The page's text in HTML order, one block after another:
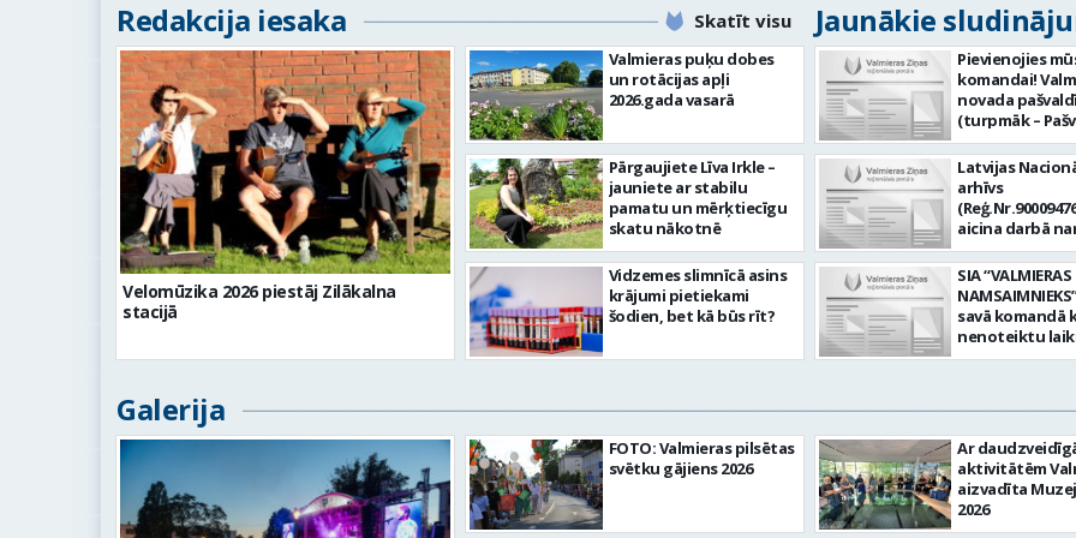
Redakcija iesaka Skatīt visu Jaunākie
Velomūzika 2026 piestāj Zilākalna
stacijā
Valmieras puķu dobes
un rotācijas apļi
2026.gada vasarā
Pārgaujiete Līva Irkle –
jauniete ar stabilu
pamatu un mērķtiecīgu
skatu nākotnē
Vidzemes slimnīcā asins
krājumi pietiekami
šodien, bet kā būs rīt?
Pievienojies
komandai!
novada
(turpmāk –
aicina darbā
Informācijas
centra (ITC)
tehnoloģiju
vieta: Rūjienas
Naukšēnu
teritorijās Ja
vēlme:
informācijas un
komunikācijas
IKT) saistīto
un operatīvu
nodrošināt
datortehnikas
atbalstu un ar to
saistīto
Latvijas
arhīvs
aicina darbā
pārzini (uz
laiku)
valsts arhīvā Mēs
Valmieras
arhīvā
dokumentāro
mantojumu.
pārraudzībā un
zonā ietilpst
Valkas,
Limbažu novadi.
SIA “VALMIERAS
savā komandā
nenoteiktu
SPECIALIZĒTĀ
pienākumi:
apkalpot
(arī kravas)
uzturēt
automobili
kārtībā. veikt
Galerija
FOTO: Valmieras pilsētas
svētku gājiens 2026
Ar
aktivitātēm
aizvadīta
2026